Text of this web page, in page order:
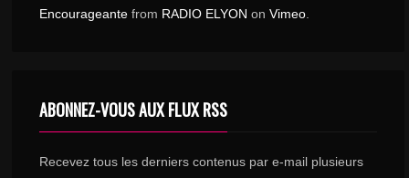
Encourageante from RADIO ELYON onVimeo
ABONNEZ-VOUS AUX FLUX RSS
Recevez tous les derniers contenus par e-mail plusieurs